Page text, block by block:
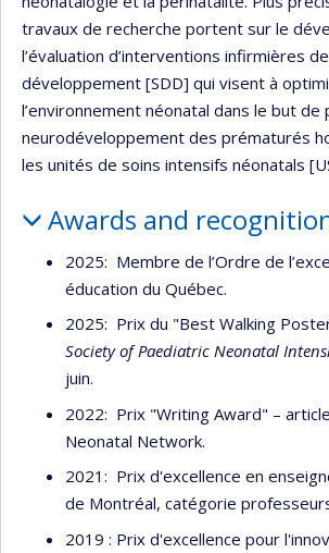
travaux de recherche portent sur le
l’évaluation d’interventions infirmières
développement [SDD] qui visent à
l’environnement néonatal dans le but de
neurodéveloppement des prématurés
les unités de soins intensifs néonatals
Awards and
2025: Membre de l’Ordre de
éducation du Québec.
2025: Prix du "Best Walking
Society of Paediatric Neonatal
juin.
2022: Prix "Writing Award" –
Neonatal Network.
2021: Prix d'excellence en
de Montréal, catégorie
2019 : Prix d'excellence pour